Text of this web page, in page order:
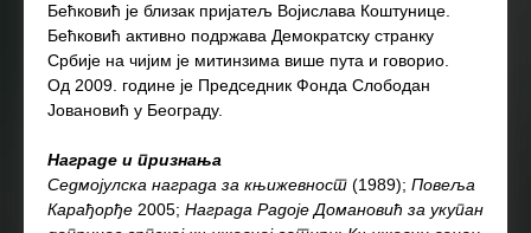
Бећковић је близак пријатељ Војислава Коштунице.
Бећковић активно подржава Демократску странку
Србије на чијим је митинзима више пута и говорио.
Од 2009. године је Председник Фонда Слободан
Јовановић у Београду.
Награде и признања
Седмојулска награда за књижевност (1989); Повеља
Карађорђе 2005; Награда Радоје Домановић за укупан